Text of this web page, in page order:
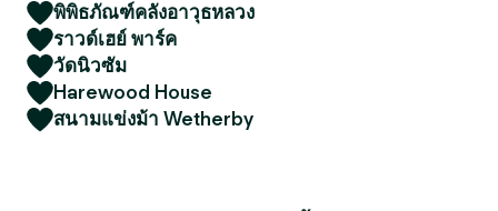
พิพิธภัณฑ์คลังอาวุธหลวง
ราวด์เฮย์ พาร์ค
วัดนิวซัม
Harewood House
สนามแข่งม้า Wetherby